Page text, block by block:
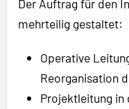
Der Auftrag für den
mehrteilig gestaltet:
Operative
Reorganisation
Projektleitung in